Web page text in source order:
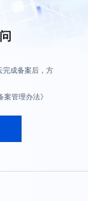
完成备案后，方
管理办法》